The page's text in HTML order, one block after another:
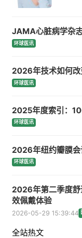
JAMA心脏病学杂
环球医讯
2026年技术如何
环球医讯
2025年度索引：
环球医讯
2026年纽约瓣膜会
环球医讯
2026年第二季度舒
效佩戴体验
2026-05-29 15:39:44
全站热文